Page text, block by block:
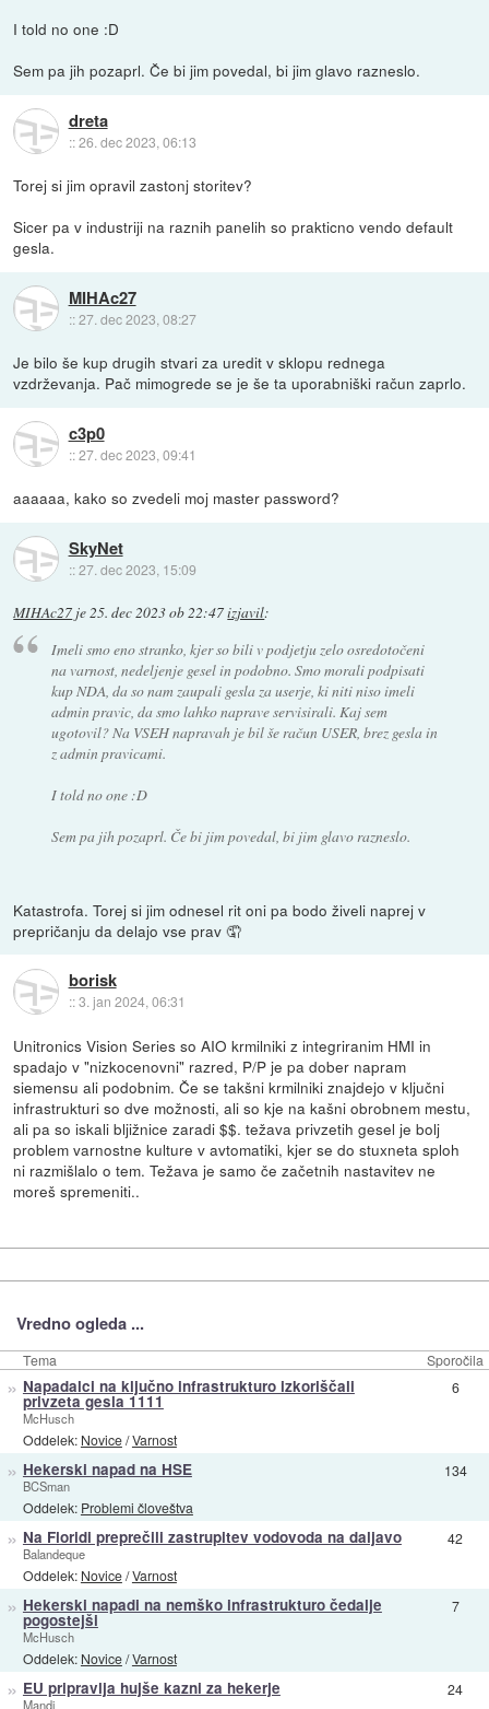
I told no one :D
Sem pa jih pozaprl. Če bi jim povedal, bi jim glavo razneslo.
dreta
::26. dec 2023, 06:13
Torej si jim opravil zastonj storitev?
Sicer pa v industriji na raznih panelih so prakticno vendo default
gesla.
MIHAc27
::27. dec 2023, 08:27
Je bilo še kup drugih stvari za uredit v sklopu rednega
vzdrževanja. Pač mimogrede se je še ta uporabniški račun zaprlo.
c3p0
::27. dec 2023, 09:41
aaaaaa, kako so zvedeli moj master password?
SkyNet
::27. dec 2023, 15:09
MIHAc27 je25. dec 2023 ob 22:47izjavil:
Imeli smo eno stranko, kjer so bili v podjetju zelo osredotočeni
na varnost, nedeljenje gesel in podobno. Smo morali podpisati
kup NDA, da so nam zaupali gesla za userje, ki niti niso imeli
admin pravic, da smo lahko naprave servisirali. Kaj sem
ugotovil? Na VSEH napravah je bil še račun USER, brez gesla in
z admin pravicami.
I told no one :D
Sem pa jih pozaprl. Če bi jim povedal, bi jim glavo razneslo.
Katastrofa. Torej si jim odnesel rit oni pa bodo živeli naprej v
prepričanju da delajo vse prav 🤦
borisk
::3. jan 2024, 06:31
Unitronics Vision Series so AIO krmilniki z integriranim HMI in
spadajo v "nizkocenovni" razred, P/P je pa dober napram
siemensu ali podobnim. Če se takšni krmilniki znajdejo v ključni
infrastrukturi so dve možnosti, ali so kje na kašni obrobnem mestu,
ali pa so iskali bljižnice zaradi $$. težava privzetih gesel je bolj
problem varnostne kulture v avtomatiki, kjer se do stuxneta sploh
ni razmišlalo o tem. Težava je samo če začetnih nastavitev ne
moreš spremeniti..
Vredno ogleda ...
Tema Sporočila
» Napadalci na ključno infrastrukturo izkoriščali
privzeta gesla 1111
McHusch
Oddelek: Novice/Varnost
6
» Hekerski napad na HSE
BCSman
Oddelek: Problemi človeštva
134
» Na Floridi preprečili zastrupitev vodovoda na daljavo
Balandeque
Oddelek: Novice/Varnost
42
» Hekerski napadi na nemško infrastrukturo čedalje
pogostejši
McHusch
Oddelek: Novice/Varnost
7
» EU pripravlja hujše kazni za hekerje
Mandi
24